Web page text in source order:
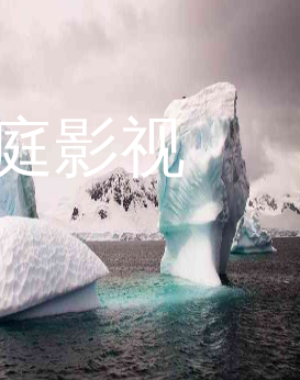
影视